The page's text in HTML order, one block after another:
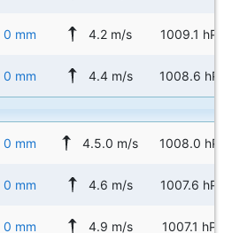
0 mm 4.2 m/s 1009.1 hPa
0 mm 4.4 m/s 1008.6 hPa
0 mm 4.5.0 m/s 1008.0 hPa
0 mm 4.6 m/s 1007.6 hPa
0 mm 4.9 m/s 1007.1 hPa